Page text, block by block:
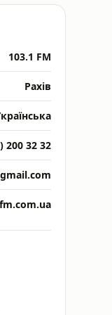
103.1 FM
Рахів
200 32 32